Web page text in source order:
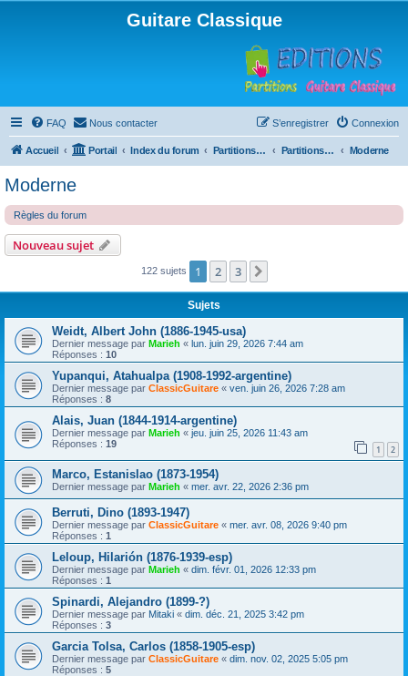
Guitare Classique
FAQ Nous contacter Connexion
S’enregistrer
Accueil Portail Index du forum Partitions pour guitare en libre téléchargement Partitions classées par compositeur Moderne
Moderne
Règles du forum
Nouveau sujet
122 sujets 1 2 3
Sujets
Weidt, Albert John (1886-1945-usa)
Dernier message par Marieh « lun. juin 29, 2026 7:44 am
Réponses : 10
Yupanqui, Atahualpa (1908-1992-argentine)
Dernier message par ClassicGuitare « ven. juin 26, 2026 7:28 am
Réponses : 8
Alais, Juan (1844-1914-argentine)
Dernier message par Marieh « jeu. juin 25, 2026 11:43 am
Réponses : 19 1 2
Marco, Estanislao (1873-1954)
Dernier message par Marieh « mer. avr. 22, 2026 2:36 pm
Berruti, Dino (1893-1947)
Dernier message par ClassicGuitare « mer. avr. 08, 2026 9:40 pm
Réponses : 1
Leloup, Hilarión (1876-1939-esp)
Dernier message par Marieh « dim. févr. 01, 2026 12:33 pm
Réponses : 1
Spinardi, Alejandro (1899-?)
Dernier message par Mitaki « dim. déc. 21, 2025 3:42 pm
Réponses : 3
Garcia Tolsa, Carlos (1858-1905-esp)
Dernier message par ClassicGuitare « dim. nov. 02, 2025 5:05 pm
Réponses : 5